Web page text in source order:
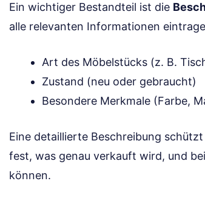
Ein wichtiger Bestandteil ist die
alle relevanten Informationen
Art des Möbelstücks (z. B.
Zustand (neu oder gebraucht)
Besondere Merkmale (Farbe,
Eine detaillierte Beschreibung
fest, was genau verkauft wird, und
können.